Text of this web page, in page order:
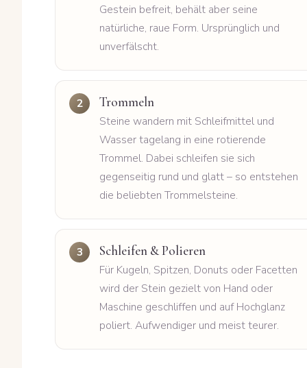
Gestein befreit, behält aber seine
natürliche, raue Form. Ursprünglich und
unverfälscht.
Trommeln
Steine wandern mit Schleifmittel und
Wasser tagelang in eine rotierende
Trommel. Dabei schleifen sie sich
gegenseitig rund und glatt – so entstehen
die beliebten Trommelsteine.
Schleifen & Polieren
Für Kugeln, Spitzen, Donuts oder Facetten
wird der Stein gezielt von Hand oder
Maschine geschliffen und auf Hochglanz
poliert. Aufwendiger und meist teurer.